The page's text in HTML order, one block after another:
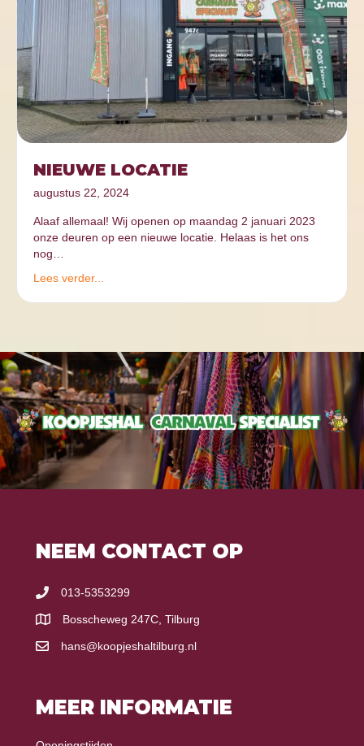
NIEUWE LOCATIE
augustus 22, 2024
Alaaf allemaal! Wij openen op maandag 2 januari 2023
onze deuren op een nieuwe locatie. Helaas is het ons
nog…
Lees verder...
NEEM CONTACT OP
013-5353299
Bosscheweg 247C, Tilburg
hans@koopjeshaltilburg.nl
MEER INFORMATIE